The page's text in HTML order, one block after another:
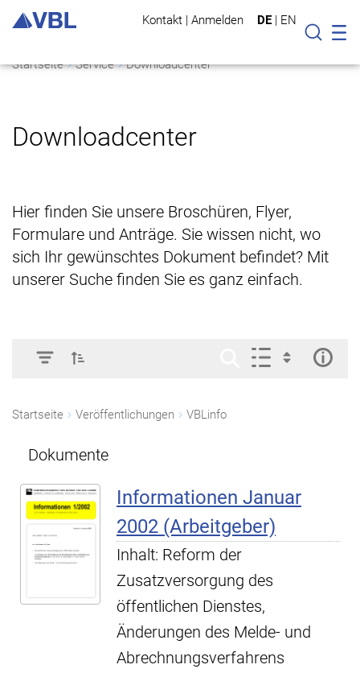
Kontakt | Anmelden DE | EN
Suche
Startseite Service Downloadcenter
Downloadcenter
Hier finden Sie unsere Broschüren, Flyer,
Formulare und Anträge. Sie wissen nicht, wo
sich Ihr gewünschtes Dokument befindet? Mit
unserer Suche finden Sie es ganz einfach.
Startseite Veröffentlichungen VBLinfo
Dokumente
Informationen Januar
2002 (Arbeitgeber)
Inhalt: Reform der
Zusatzversorgung des
öffentlichen Dienstes,
Änderungen des Melde- und
Abrechnungsverfahrens